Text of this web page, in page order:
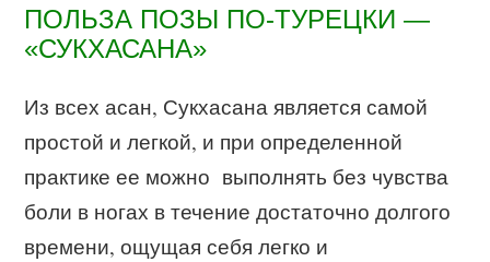
ПОЛЬЗА ПОЗЫ ПО-ТУРЕЦКИ —
«СУКХАСАНА»
Из всех асан, Сукхасана является самой
простой и легкой, и при определенной
практике ее можно выполнять без чувства
боли в ногах в течение достаточно долгого
времени, ощущая себя легко и